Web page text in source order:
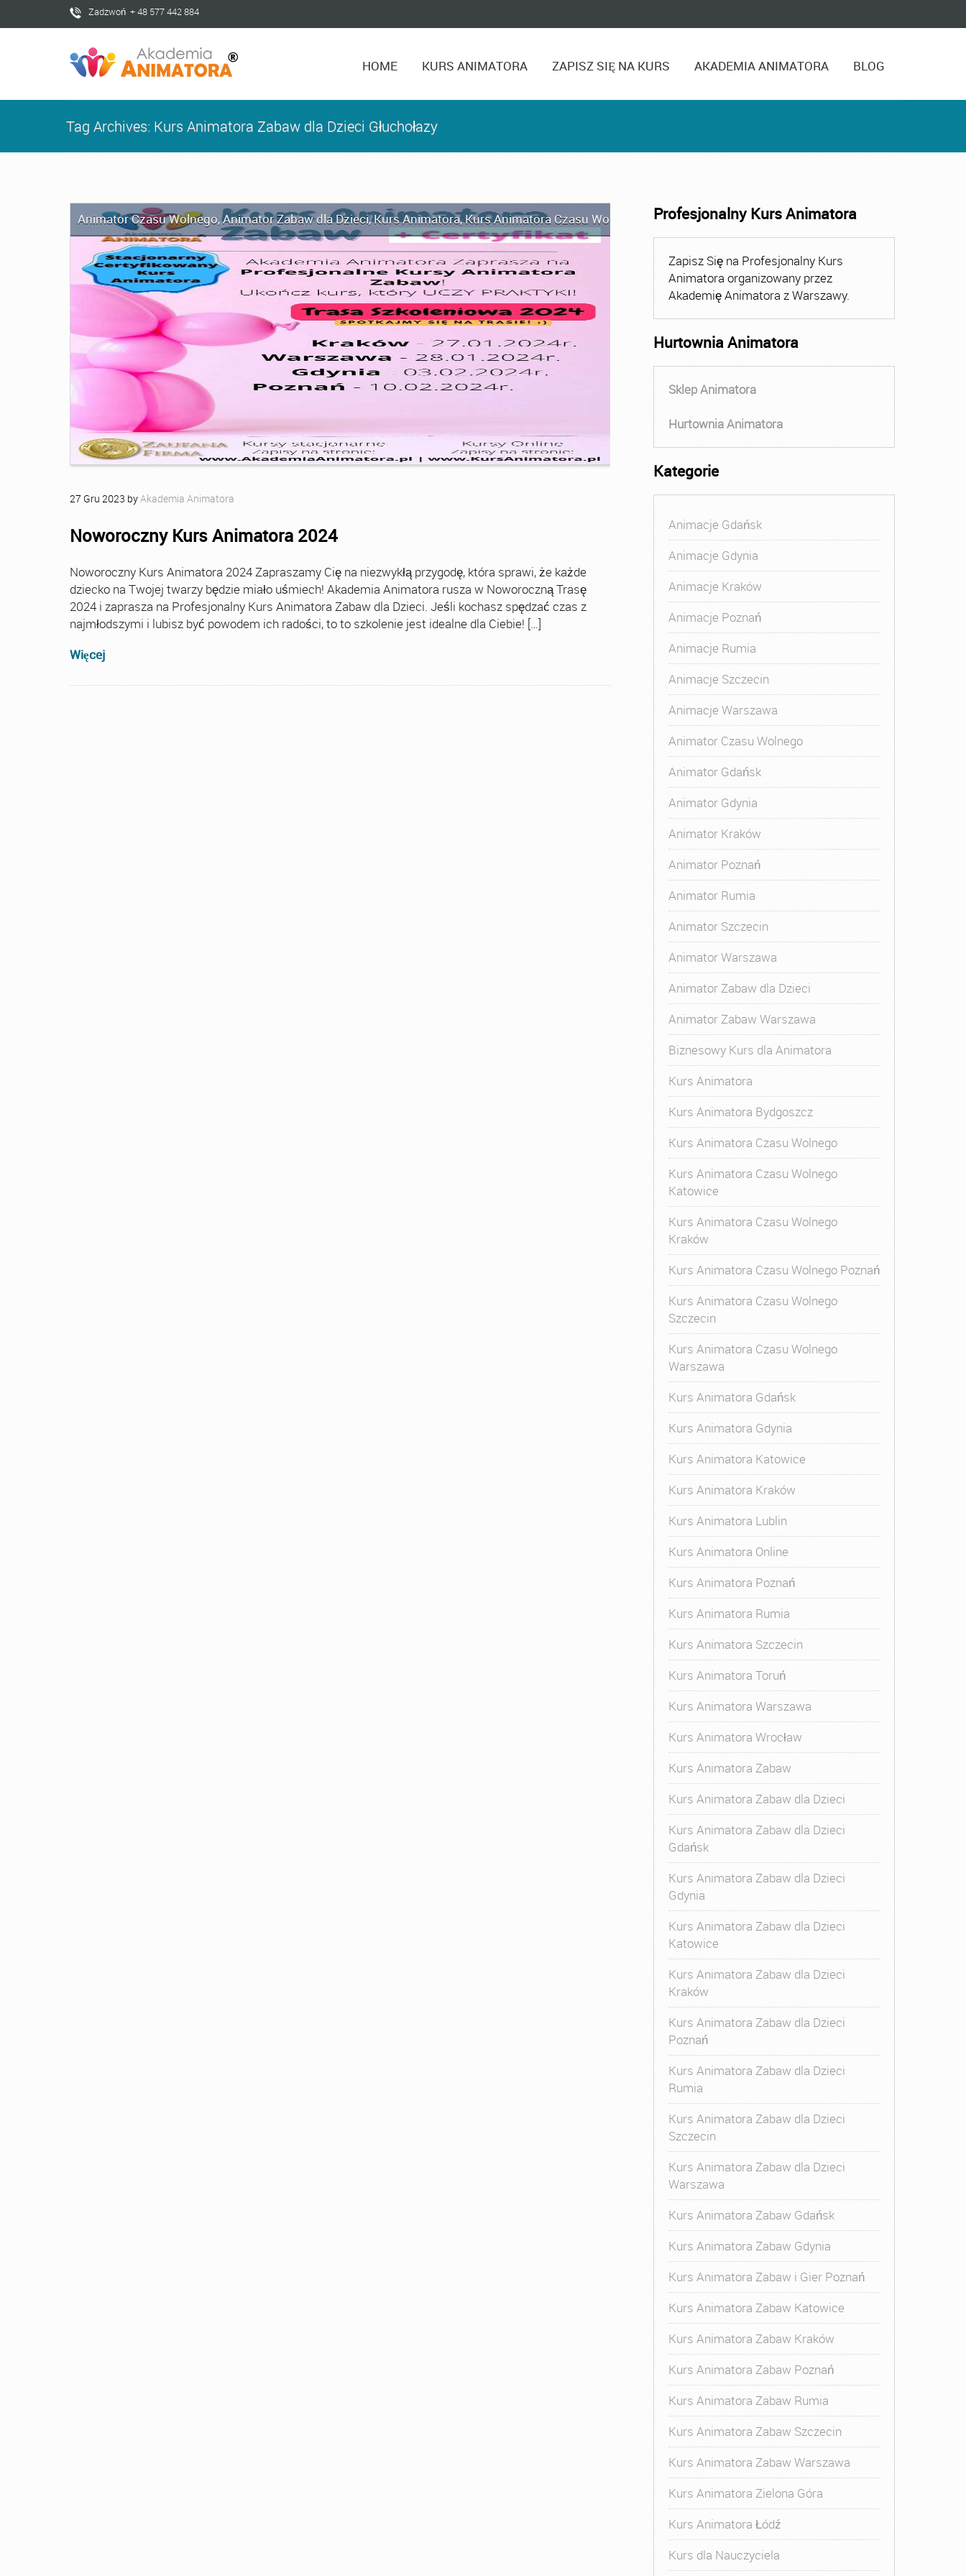
Zadzwoń + 48 577 442 884
HOME KURS ANIMATORA ZAPISZ SIĘ NA KURS AKADEMIA ANIMATORA BLOG
Tag Archives: Kurs Animatora Zabaw dla Dzieci Głuchołazy
Animator Czasu Wolnego,Animator Zabaw dla Dzieci,Kurs Animatora,Kurs Animatora Czasu Wolnego Kurs Animatora Czasu Wolnego Warszawa
27 Gru 2023 byAkademia Animatora
Noworoczny Kurs Animatora 2024
Noworoczny Kurs Animatora 2024 Zapraszamy Cię na niezwykłą przygodę, która sprawi, że każde
dziecko na Twojej twarzy będzie miało uśmiech! Akademia Animatora rusza w Noworoczną Trasę
2024 i zaprasza na Profesjonalny Kurs Animatora Zabaw dla Dzieci. Jeśli kochasz spędzać czas z
najmłodszymi i lubisz być powodem ich radości, to to szkolenie jest idealne dla Ciebie! […]
Więcej
Profesjonalny Kurs Animatora
Zapisz Się na Profesjonalny Kurs
Animatora organizowany przez
Akademię Animatora z Warszawy.
Hurtownia Animatora
Sklep Animatora
Hurtownia Animatora
Kategorie
Animacje Gdańsk
Animacje Gdynia
Animacje Kraków
Animacje Poznań
Animacje Rumia
Animacje Szczecin
Animacje Warszawa
Animator Czasu Wolnego
Animator Gdańsk
Animator Gdynia
Animator Kraków
Animator Poznań
Animator Rumia
Animator Szczecin
Animator Warszawa
Animator Zabaw dla Dzieci
Animator Zabaw Warszawa
Biznesowy Kurs dla Animatora
Kurs Animatora
Kurs Animatora Bydgoszcz
Kurs Animatora Czasu Wolnego
Kurs Animatora Czasu Wolnego
Katowice
Kurs Animatora Czasu Wolnego
Kraków
Kurs Animatora Czasu Wolnego Poznań
Kurs Animatora Czasu Wolnego
Szczecin
Kurs Animatora Czasu Wolnego
Warszawa
Kurs Animatora Gdańsk
Kurs Animatora Gdynia
Kurs Animatora Katowice
Kurs Animatora Kraków
Kurs Animatora Lublin
Kurs Animatora Online
Kurs Animatora Poznań
Kurs Animatora Rumia
Kurs Animatora Szczecin
Kurs Animatora Toruń
Kurs Animatora Warszawa
Kurs Animatora Wrocław
Kurs Animatora Zabaw
Kurs Animatora Zabaw dla Dzieci
Kurs Animatora Zabaw dla Dzieci
Gdańsk
Kurs Animatora Zabaw dla Dzieci
Gdynia
Kurs Animatora Zabaw dla Dzieci
Katowice
Kurs Animatora Zabaw dla Dzieci
Kraków
Kurs Animatora Zabaw dla Dzieci
Poznań
Kurs Animatora Zabaw dla Dzieci
Rumia
Kurs Animatora Zabaw dla Dzieci
Szczecin
Kurs Animatora Zabaw dla Dzieci
Warszawa
Kurs Animatora Zabaw Gdańsk
Kurs Animatora Zabaw Gdynia
Kurs Animatora Zabaw i Gier Poznań
Kurs Animatora Zabaw Katowice
Kurs Animatora Zabaw Kraków
Kurs Animatora Zabaw Poznań
Kurs Animatora Zabaw Rumia
Kurs Animatora Zabaw Szczecin
Kurs Animatora Zabaw Warszawa
Kurs Animatora Zielona Góra
Kurs Animatora Łódź
Kurs dla Nauczyciela